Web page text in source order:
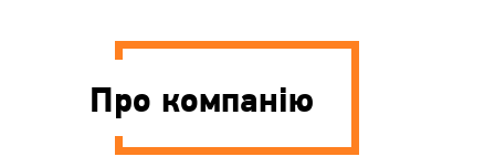
Про компанію